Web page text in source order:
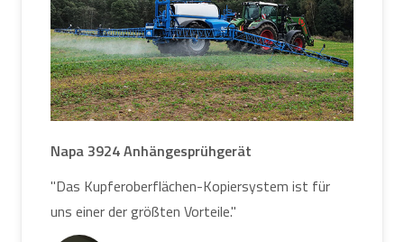
Napa 3924 Anhängesprühgerät
"Das Kupferoberflächen-Kopiersystem ist für
uns einer der größten Vorteile."